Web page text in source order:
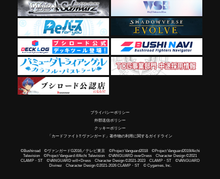
プライバシーポリシー
外部送信ポリシー
クッキーポリシー
「カードファイト!! ヴァンガード」著作物の利用に関するガイドライン
©Bushiroad ©ヴァンガードG2016／テレビ東京 ©Project Vanguard2018 ©Project Vanguard2019/Aichi
Television ©Project Vanguard if/Aichi Television ©VANGUARD overDress Character Design ©2021
CLAMP・ST ©VANGUARD will+Dress Character Design ©2021-2023 CLAMP・ST ©VANGUARD
Divinez Character Design ©2021-2026 CLAMP・ST © Cygames, Inc.